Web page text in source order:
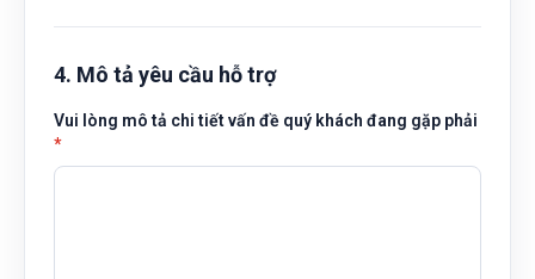
4. Mô tả yêu cầu hỗ trợ
Vui lòng mô tả chi tiết vấn đề quý khách đang gặp phải
*